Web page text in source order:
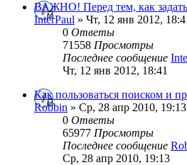
ВАЖНО! Перед тем, как задать
InterPaul » Чт, 12 янв 2012,
0 Ответы
71558 Просмотры
Последнее сообщение
Чт, 12 янв 2012, 18:41
Как пользоваться поиском и
Robbin » Ср, 28 апр 2010, 19:13
0 Ответы
65977 Просмотры
Последнее сообщение
Ср, 28 апр 2010, 19:13